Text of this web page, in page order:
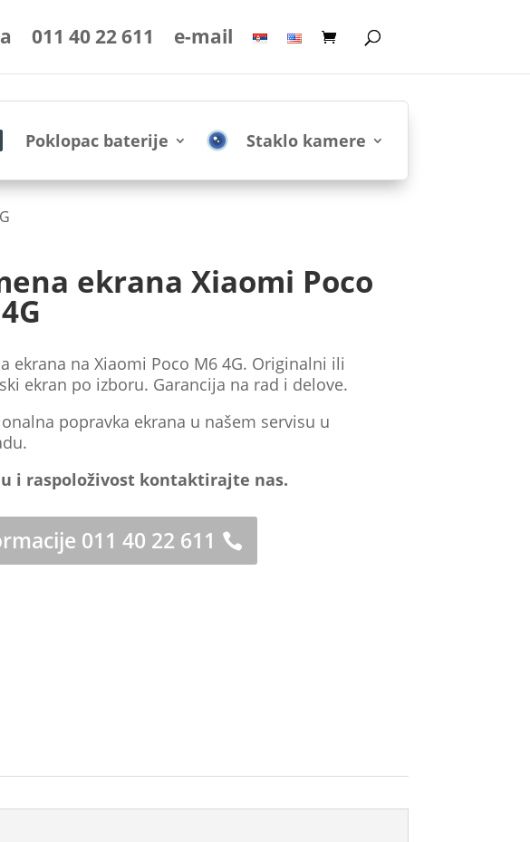
011 40 22 611 e-mail
Poklopac baterije Staklo kamere
ekrana Xiaomi Poco
ekrana na Xiaomi Poco M6 4G. Originalni ili
ekran po izboru. Garancija na rad i delove.
popravka ekrana u našem servisu u
i raspoloživost kontaktirajte nas.
011 40 22 611